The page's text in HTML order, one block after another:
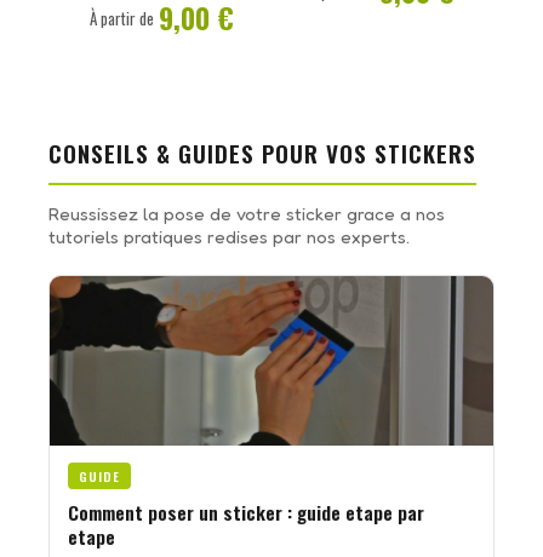
À partir de 9,00 €
CONSEILS & GUIDES POUR VOS STICKERS
Reussissez la pose de votre sticker grace a nos
tutoriels pratiques redises par nos experts.
GUIDE
Comment poser un sticker : guide etape par
etape